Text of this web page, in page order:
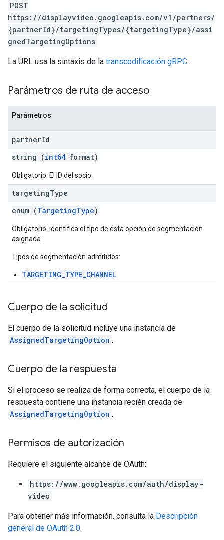
POST
https://displayvideo.googleapis.com/v1/partners/
{partnerId}/targetingTypes/{targetingType}/assi
gnedTargetingOptions
La URL usa la sintaxis de la transcodificación gRPC.
Parámetros de ruta de acceso
Parámetros
partnerId
string (int64 format)
Obligatorio. El ID del socio.
targetingType
enum (TargetingType)
Obligatorio. Identifica el tipo de esta opción de segmentación
asignada.
Tipos de segmentación admitidos:
TARGETING_TYPE_CHANNEL
Cuerpo de la solicitud
El cuerpo de la solicitud incluye una instancia de
AssignedTargetingOption .
Cuerpo de la respuesta
Si el proceso se realiza de forma correcta, el cuerpo de la
respuesta contiene una instancia recién creada de
AssignedTargetingOption .
Permisos de autorización
Requiere el siguiente alcance de OAuth:
https://www.googleapis.com/auth/display-
video
Para obtener más información, consulta la Descripción
general de OAuth 2.0.